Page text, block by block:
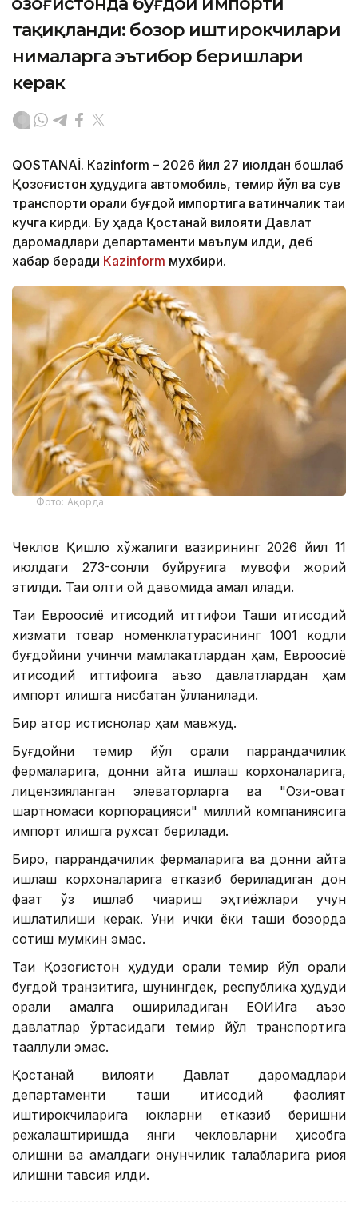
тақиқланди: бозор иштирокчилари
нималарга эътибор беришлари
керак
QOSTANAİ. Кazinform – 2026 йил 27 июлдан бошлаб
Қозоғистон ҳудудига автомобиль, темир йўл ва сув
транспорти орқали буғдой импортига вақтинчалик тақиқ
кучга кирди. Бу ҳақда Қостанай вилояти Давлат
даромадлари департаменти маълум қилди, деб
хабар беради Кazinform мухбири.
Фото: Ақорда
Чеклов Қишлоқ хўжалиги вазирининг 2026 йил 11
июлдаги 273-сонли буйруғига мувофиқ жорий
этилди. Тақиқ олти ой давомида амал қилади.
Тақиқ Евроосиё иқтисодий иттифоқи Ташқи иқтисодий
хизмати товар номенклатурасининг 1001 кодли
буғдойини учинчи мамлакатлардан ҳам, Евроосиё
иқтисодий иттифоқига аъзо давлатлардан ҳам
импорт қилишга нисбатан қўлланилади.
Бир қатор истиснолар ҳам мавжуд.
Буғдойни темир йўл орқали паррандачилик
фермаларига, донни қайта ишлаш корхоналарига,
лицензияланган элеваторларга ва "Озиқ-овқат
шартномаси корпорацияси" миллий компаниясига
импорт қилишга рухсат берилади.
Бироқ, паррандачилик фермаларига ва донни қайта
ишлаш корхоналарига етказиб бериладиган дон
фақат ўз ишлаб чиқариш эҳтиёжлари учун
ишлатилиши керак. Уни ички ёки ташқи бозорда
сотиш мумкин эмас.
Тақиқ Қозоғистон ҳудуди орқали темир йўл орқали
буғдой транзитига, шунингдек, республика ҳудуди
орқали амалга ошириладиган ЕОИИга аъзо
давлатлар ўртасидаги темир йўл транспортига
тааллуқли эмас.
Қостанай вилояти Давлат даромадлари
департаменти ташқи иқтисодий фаолият
иштирокчиларига юкларни етказиб беришни
режалаштиришда янги чекловларни ҳисобга
олишни ва амалдаги қонунчилик талабларига риоя
қилишни тавсия қилди.